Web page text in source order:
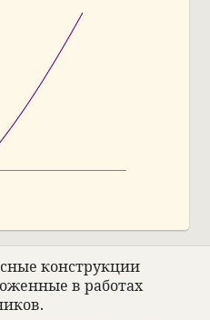
кон­струкции
в рабо­тах